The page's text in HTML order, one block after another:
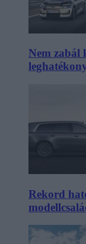
Nem zabál
Rekord